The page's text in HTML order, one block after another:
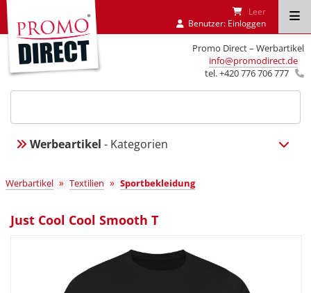
Promo Direct – Werbartikel
info@promodirect.de
tel. +420 776 706 777
Leer
Benutzer: Einloggen
Werbeartikel - Kategorien
Werbartikel » Textilien » Sportbekleidung
Just Cool Cool Smooth T